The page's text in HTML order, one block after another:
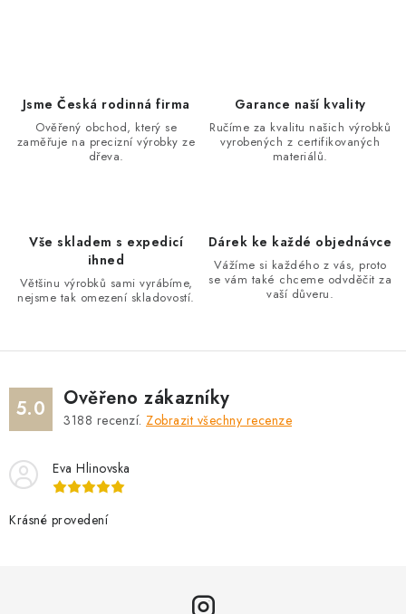
VÝPRODEJ 🔥
Hodnocení obchodu
Stav objednávky
Jsme Česká rodinná firma
Ověřený obchod, který se
zaměřuje na precizní výrobky ze
dřeva.
Garance naší kvality
Ručíme za kvalitu našich výrobků
vyrobených z certifikovaných
materiálů.
Vše skladem s expedicí
ihned
Většinu výrobků sami vyrábíme,
nejsme tak omezení skladovostí.
Dárek ke každé objednávce
Vážíme si každého z vás, proto
se vám také chceme odvděčit za
vaší důveru.
5.0 Ověřeno zákazníky
3188 recenzí. Zobrazit všechny recenze
Eva Hlinovska
Krásné provedení